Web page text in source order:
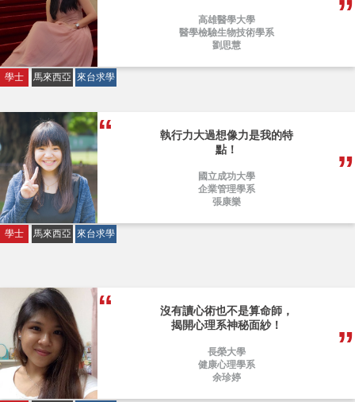
高雄醫學大學
醫學檢驗生物技術學系
劉思慧
學士 馬來西亞 來台求學
執行力大過想像力是我的特
點！
國立成功大學
企業管理學系
張康樂
學士 馬來西亞 來台求學
沒有讀心術也不是算命師，
揭開心理系神秘面紗！
長榮大學
健康心理學系
余珍婷